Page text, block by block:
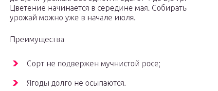
Цветение начинается в середине мая. Собирать
урожай можно уже в начале июля.
Преимущества
Сорт не подвержен мучнистой росе;
Ягоды долго не осыпаются.